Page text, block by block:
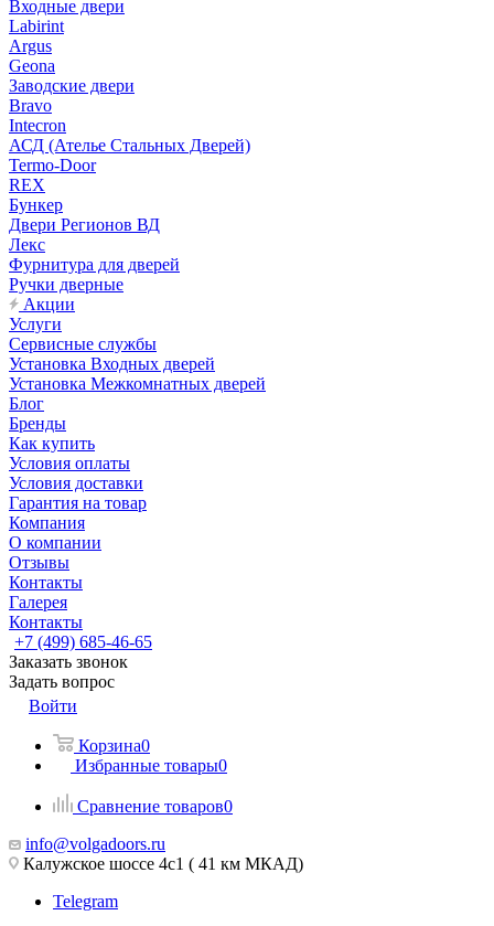
Входные двери
Labirint
Argus
Geona
Заводские двери
Bravo
Intecron
АСД (Ателье Стальных Дверей)
Termo-Door
REX
Бункер
Двери Регионов ВД
Лекс
Фурнитура для дверей
Ручки дверные
Акции
Услуги
Сервисные службы
Установка Входных дверей
Установка Межкомнатных дверей
Блог
Бренды
Как купить
Условия оплаты
Условия доставки
Гарантия на товар
Компания
О компании
Отзывы
Контакты
Галерея
Контакты
+7 (499) 685-46-65
Заказать звонок
Задать вопрос
Войти
Корзина0
Избранные товары0
Сравнение товаров0
info@volgadoors.ru
Калужское шоссе 4с1 ( 41 км МКАД)
Telegram